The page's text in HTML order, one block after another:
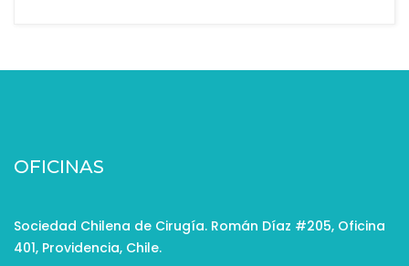
OFICINAS
Sociedad Chilena de Cirugía. Román Díaz #205, Oficina
401, Providencia, Chile.